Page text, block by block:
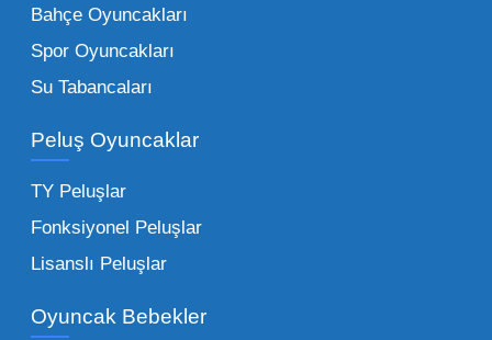
Bu kategorideki küçük oyuncaklar toptan
alımlarda çok düşük maliyetlerle yüksek
adetli stok yapmanıza olanak tanır. Özellikle
sürpriz paketler ve figürler, çocukların
harçlıklarıyla kolayca alabildiği ürünlerdir.
Çocuk Oyuncakları Toptan Seçenekleri:
Bebeklik döneminden ergenliğe kadar geniş
toptan tedariği yaparken, piyasadaki en son
Bahçe Oyuncakları
Spor Oyuncakları
Su Tabancaları
Peluş Oyuncaklar
TY Peluşlar
Fonksiyonel Peluşlar
Lisanslı Peluşlar
Oyuncak Bebekler